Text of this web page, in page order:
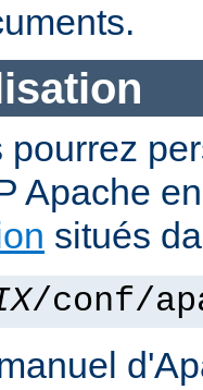
pourrez
Apache
situés
/conf/